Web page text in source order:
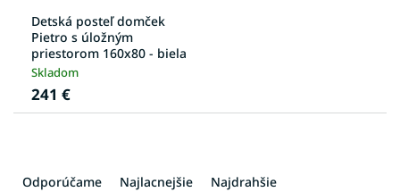
Detská posteľ domček
Pietro s úložným
priestorom 160x80 - biela
Skladom
241 €
aOdporúčame Najlacnejšie Najdrahšie